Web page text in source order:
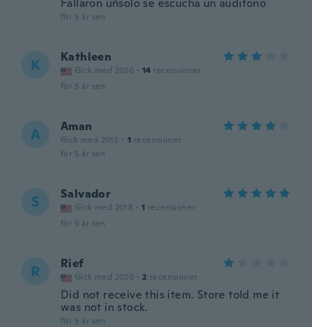
Fallaron uñsolo se escucha un audífono
för 5 år sen
K Kathleen
Gick med 2020 · 14 recensioner
för 5 år sen
A Aman
Gick med 2015 · 1 recensioner
för 5 år sen
S Salvador
Gick med 2018 · 1 recensioner
för 5 år sen
R Rief
Gick med 2020 · 2 recensioner
Did not receive this item. Store told me it
was not in stock.
för 5 år sen